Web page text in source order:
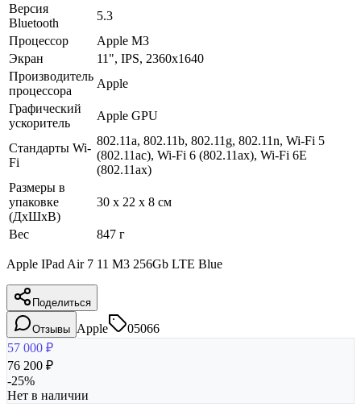
Версия
Bluetooth
5.3
Процессор
Apple M3
Экран
11", IPS, 2360x1640
Производитель
процессора
Apple
Графический
ускоритель
Apple GPU
Стандарты Wi-
Fi
802.11a, 802.11b, 802.11g, 802.11n, Wi-Fi 5
(802.11ac), Wi-Fi 6 (802.11ax), Wi-Fi 6E
(802.11ax)
Размеры в
упаковке
(ДхШхВ)
30 x 22 x 8 см
Вес 847 г
Apple IPad Air 7 11 M3 256Gb LTE Blue
Поделиться
Отзывы Apple
05066
57 000 ₽
76 200 ₽
-25%
Нет в наличии